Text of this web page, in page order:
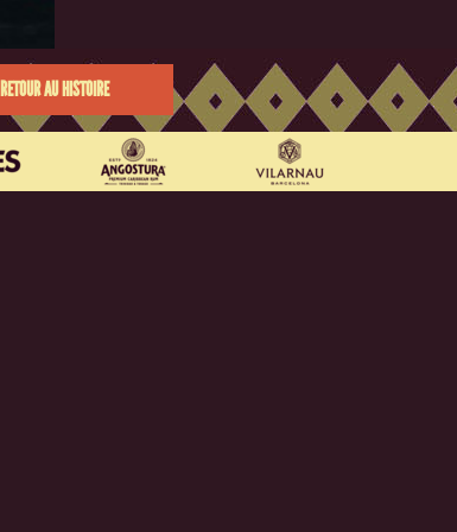
RETOUR AU HISTOIRE